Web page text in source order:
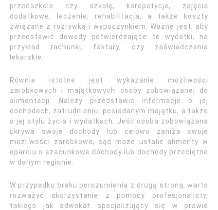
przedszkole czy szkołę, korepetycje, zajęcia
dodatkowe, leczenie, rehabilitacja, a także koszty
związane z rozrywką i wypoczynkiem. Ważne jest, aby
przedstawić dowody potwierdzające te wydatki, na
przykład rachunki, faktury, czy zaświadczenia
lekarskie.
Równie istotne jest wykazanie możliwości
zarobkowych i majątkowych osoby zobowiązanej do
alimentacji. Należy przedstawić informacje o jej
dochodach, zatrudnieniu, posiadanym majątku, a także
o jej stylu życia i wydatkach. Jeśli osoba zobowiązana
ukrywa swoje dochody lub celowo zaniża swoje
możliwości zarobkowe, sąd może ustalić alimenty w
oparciu o szacunkowe dochody lub dochody przeciętne
w danym regionie.
W przypadku braku porozumienia z drugą stroną, warto
rozważyć skorzystanie z pomocy profesjonalisty,
takiego jak adwokat specjalizujący się w prawie